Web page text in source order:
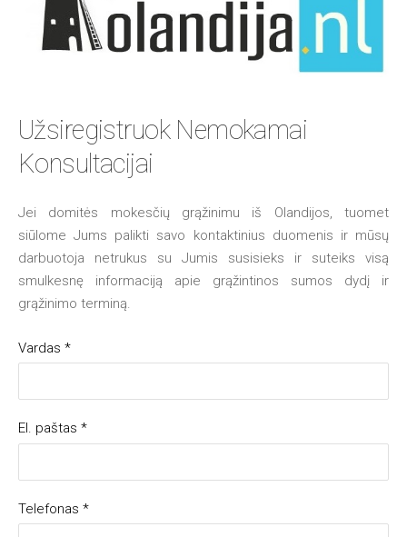
Užsiregistruok Nemokamai
Konsultacijai
Jei domitės mokesčių grąžinimu iš Olandijos, tuomet
siūlome Jums palikti savo kontaktinius duomenis ir mūsų
darbuotoja netrukus su Jumis susisieks ir suteiks visą
smulkesnę informaciją apie grąžintinos sumos dydį ir
grąžinimo terminą.
Vardas *
El. paštas *
Telefonas *